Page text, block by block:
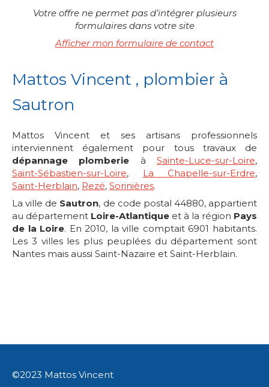
Votre offre ne permet pas d’intégrer plusieurs
formulaires dans votre site
Afficher mon formulaire de contact
Mattos Vincent , plombier à
Sautron
Mattos Vincent et ses artisans professionnels
interviennent également pour tous travaux de
dépannage plomberie àSainte-Luce-sur-Loire,
Saint-Sébastien-sur-Loire, La Chapelle-sur-Erdre,
Saint-Herblain, Rezé, Sorinières.
La ville de Sautron, de code postal 44880, appartient
au département Loire-Atlantique et à la région Pays
de la Loire. En 2010, la ville comptait 6901 habitants.
Les 3 villes les plus peuplées du département sont
Nantes mais aussi Saint-Nazaire et Saint-Herblain.
©2023 Mattos Vincent